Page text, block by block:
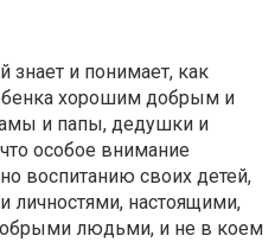
и понимает, как
хорошим добрым и
и папы, дедушки и
особое внимание
воспитанию своих детей,
личностями, настоящими,
людьми, и не в коем